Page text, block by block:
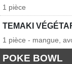
1 pièce
TEMAKI
1 pièce - mangue,
POKE BOWL